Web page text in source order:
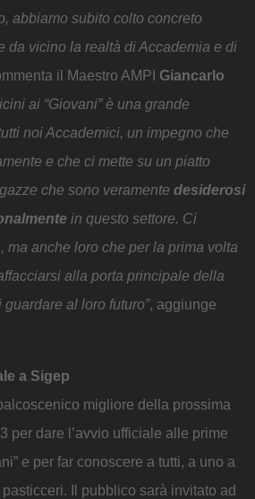
abbiamo subito colto concreto
da vicino la realtà di Accademia e di
il Maestro AMPI Giancarlo
ai “Giovani” è una grande
noi Accademici, un impegno che
e che ci mette su un piatto
che sono veramente desiderosi
in questo settore. Ci
ma anche loro che per la prima volta
alla porta principale della
al loro futuro”, aggiunge
a Sigep
migliore della prossima
per dare l’avvio ufficiale alle prime
e per far conoscere a tutti, a uno a
Il pubblico sarà invitato ad